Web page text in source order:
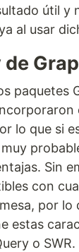
útil y
al usar
de
paquetes
lo que si
Sin
con
por lo
estas
o SWR.